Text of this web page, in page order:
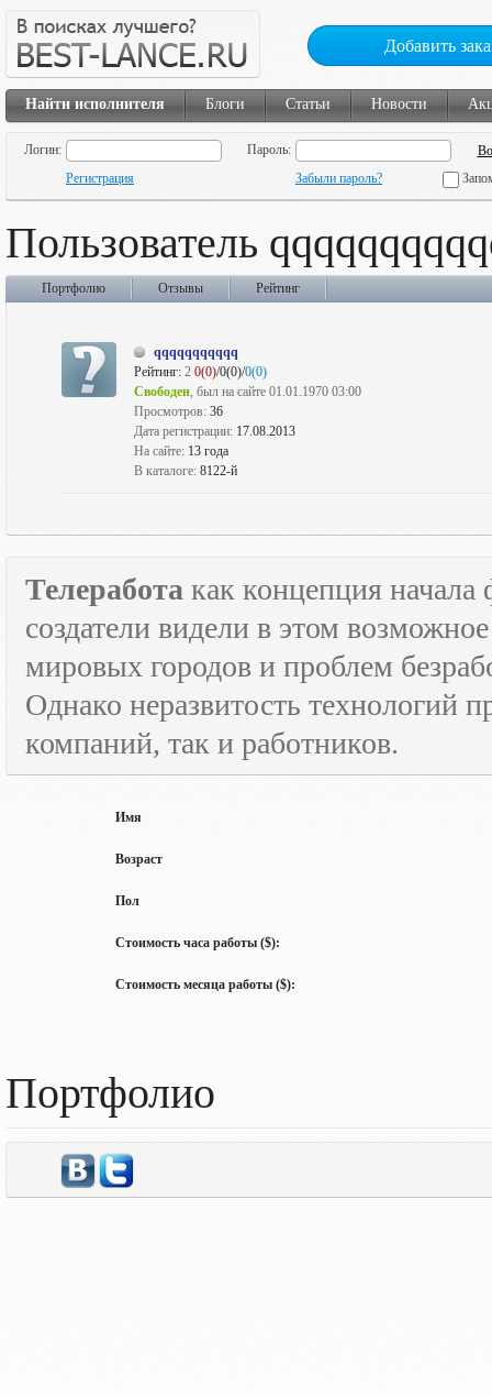
Добавить
Найти исполнителя Блоги Статьи Новости
Логин:
Пароль:
Регистрация
Забыли пароль?
Пользователь
Портфолио Отзывы Рейтинг
qqqqqqqqqqq
Рейтинг: 2 0(0)/0(0)/0(0)
Свободен, был на сайте 01.01.1970 03:00
Просмотров: 36
Дата регистрации: 17.08.2013
На сайте: 13 года
В каталоге: 8122-й
Телеработа как концепция начала
создатели видели в этом
мировых городов и проблем
Однако неразвитость технологий
компаний, так и работников.
Имя
Возраст
Пол
Стоимость часа работы ($):
Стоимость месяца работы ($):
Портфолио